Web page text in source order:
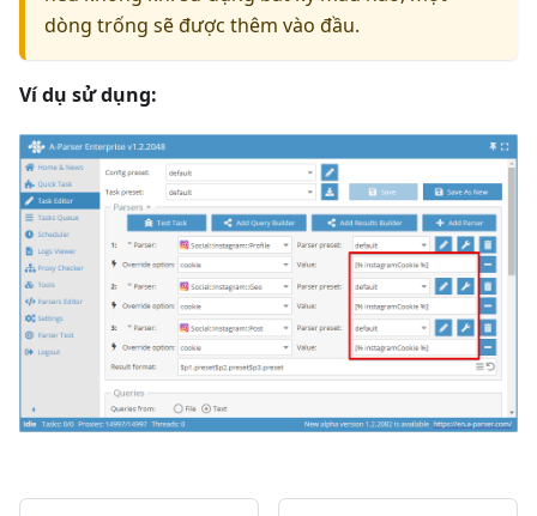
dòng trống sẽ được thêm vào đầu.
Ví dụ sử dụng: